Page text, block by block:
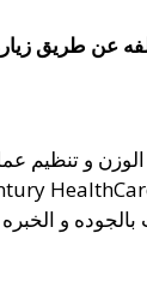
عن طريق
و تنظيم